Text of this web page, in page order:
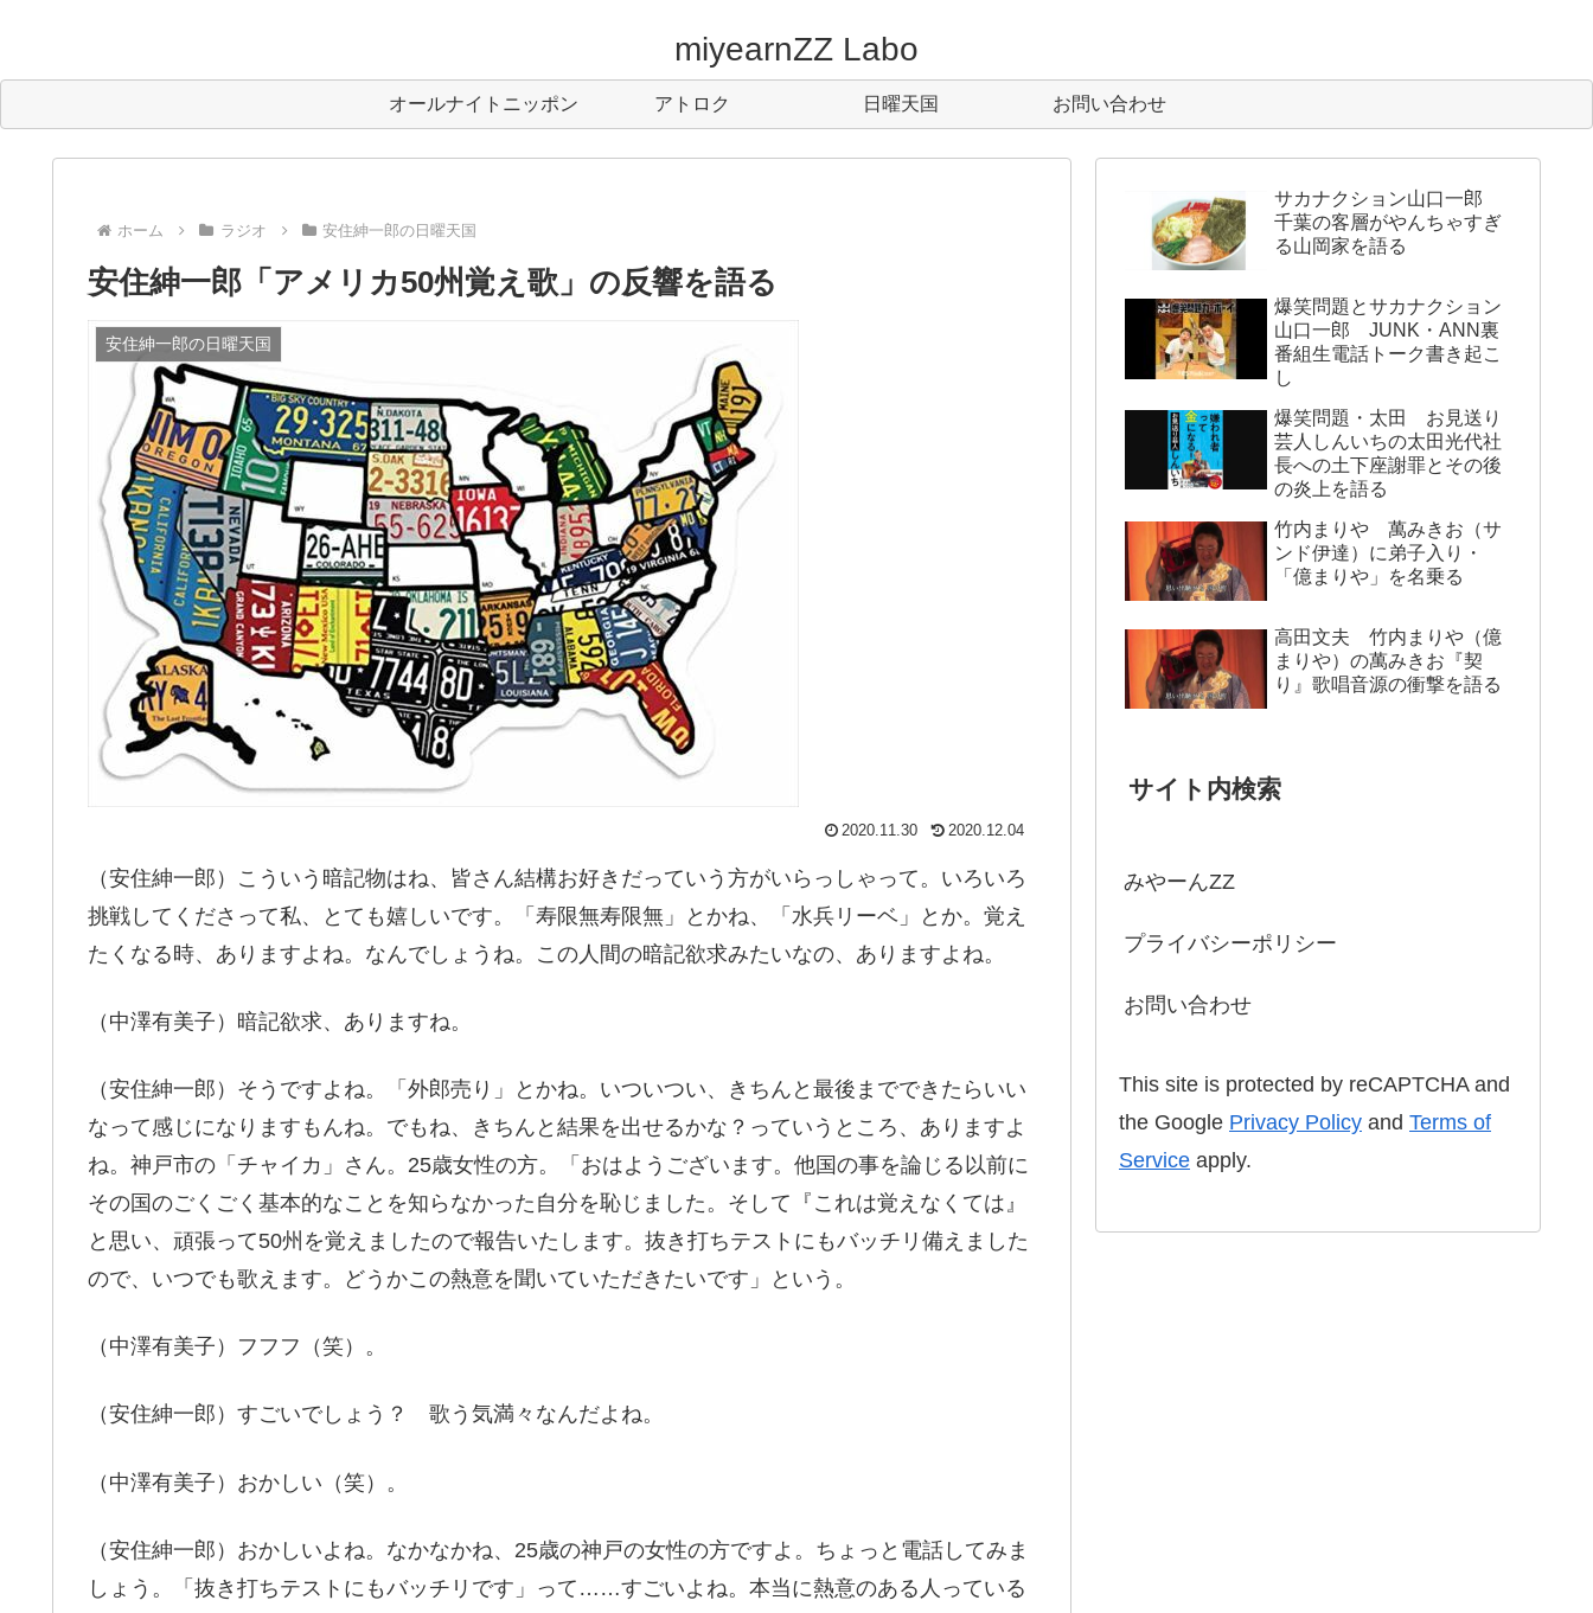
miyearnZZ Labo
オールナイトニッポン アトロク 日曜天国 お問い合わせ
ホーム ラジオ 安住紳一郎の日曜天国
安住紳一郎「アメリカ50州覚え歌」の反響を語る
安住紳一郎の日曜天国
2020.11.30 2020.12.04
（安住紳一郎）こういう暗記物はね、皆さん結構お好きだっていう方がいらっしゃって。いろいろ
挑戦してくださって私、とても嬉しいです。「寿限無寿限無」とかね、「水兵リーベ」とか。覚え
たくなる時、ありますよね。なんでしょうね。この人間の暗記欲求みたいなの、ありますよね。
（中澤有美子）暗記欲求、ありますね。
（安住紳一郎）そうですよね。「外郎売り」とかね。いついつい、きちんと最後までできたらいい
なって感じになりますもんね。でもね、きちんと結果を出せるかな？っていうところ、ありますよ
ね。神戸市の「チャイカ」さん。25歳女性の方。「おはようございます。他国の事を論じる以前に
その国のごくごく基本的なことを知らなかった自分を恥じました。そして『これは覚えなくては』
と思い、頑張って50州を覚えましたので報告いたします。抜き打ちテストにもバッチリ備えました
ので、いつでも歌えます。どうかこの熱意を聞いていただきたいです」という。
（中澤有美子）フフフ（笑）。
（安住紳一郎）すごいでしょう？ 歌う気満々なんだよね。
（中澤有美子）おかしい（笑）。
（安住紳一郎）おかしいよね。なかなかね、25歳の神戸の女性の方ですよ。ちょっと電話してみま
しょう。「抜き打ちテストにもバッチリです」って……すごいよね。本当に熱意のある人っている
サカナクション山口一郎
千葉の客層がやんちゃすぎ
る山岡家を語る
爆笑問題とサカナクション
山口一郎 JUNK・ANN裏
番組生電話トーク書き起こ
し
爆笑問題・太田 お見送り
芸人しんいちの太田光代社
長への土下座謝罪とその後
の炎上を語る
竹内まりや 萬みきお（サ
ンド伊達）に弟子入り・
「億まりや」を名乗る
高田文夫 竹内まりや（億
まりや）の萬みきお『契
り』歌唱音源の衝撃を語る
サイト内検索
みやーんZZ
プライバシーポリシー
お問い合わせ
This site is protected by reCAPTCHA and
the Google Privacy Policy and Terms of
Service apply.